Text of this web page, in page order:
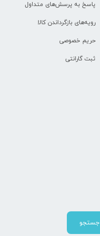
پاسخ به پرسش‌های متداول
رویه‌های بازگرداندن کالا
حریم خصوصی
ثبت گارانتی
جستجو